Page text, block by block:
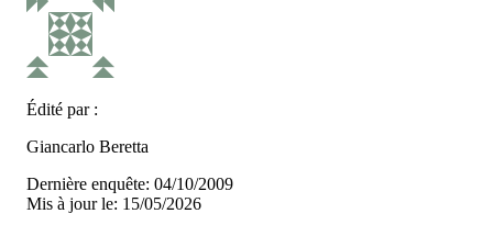
Édité par :
Giancarlo Beretta
Dernière enquête: 04/10/2009
Mis à jour le: 15/05/2026